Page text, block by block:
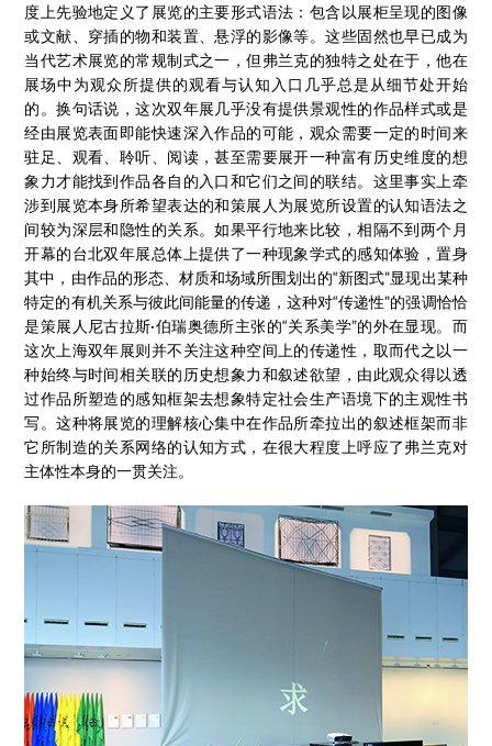
度上先验地定义了展览的主要形式语法：包含以展柜呈现的图像
或文献、穿插的物和装置、悬浮的影像等。这些固然也早已成为
当代艺术展览的常规制式之一，但弗兰克的独特之处在于，他在
展场中为观众所提供的观看与认知入口几乎总是从细节处开始
的。换句话说，这次双年展几乎没有提供景观性的作品样式或是
经由展览表面即能快速深入作品的可能，观众需要一定的时间来
驻足、观看、聆听、阅读，甚至需要展开一种富有历史维度的想
象力才能找到作品各自的入口和它们之间的联结。这里事实上牵
涉到展览本身所希望表达的和策展人为展览所设置的认知语法之
间较为深层和隐性的关系。如果平行地来比较，相隔不到两个月
开幕的台北双年展总体上提供了一种现象学式的感知体验，置身
其中，由作品的形态、材质和场域所围划出的“新图式”显现出某种
特定的有机关系与彼此间能量的传递，这种对“传递性”的强调恰恰
是策展人尼古拉斯·伯瑞奥德所主张的“关系美学”的外在显现。而
这次上海双年展则并不关注这种空间上的传递性，取而代之以一
种始终与时间相关联的历史想象力和叙述欲望，由此观众得以透
过作品所塑造的感知框架去想象特定社会生产语境下的主观性书
写。这种将展览的理解核心集中在作品所牵拉出的叙述框架而非
它所制造的关系网络的认知方式，在很大程度上呼应了弗兰克对
主体性本身的一贯关注。